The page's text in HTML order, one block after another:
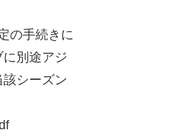
の手続きに
別途アジ
シーズン